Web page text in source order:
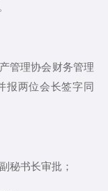
管理协会财务管理
报两位会长签字同
秘书长审批；